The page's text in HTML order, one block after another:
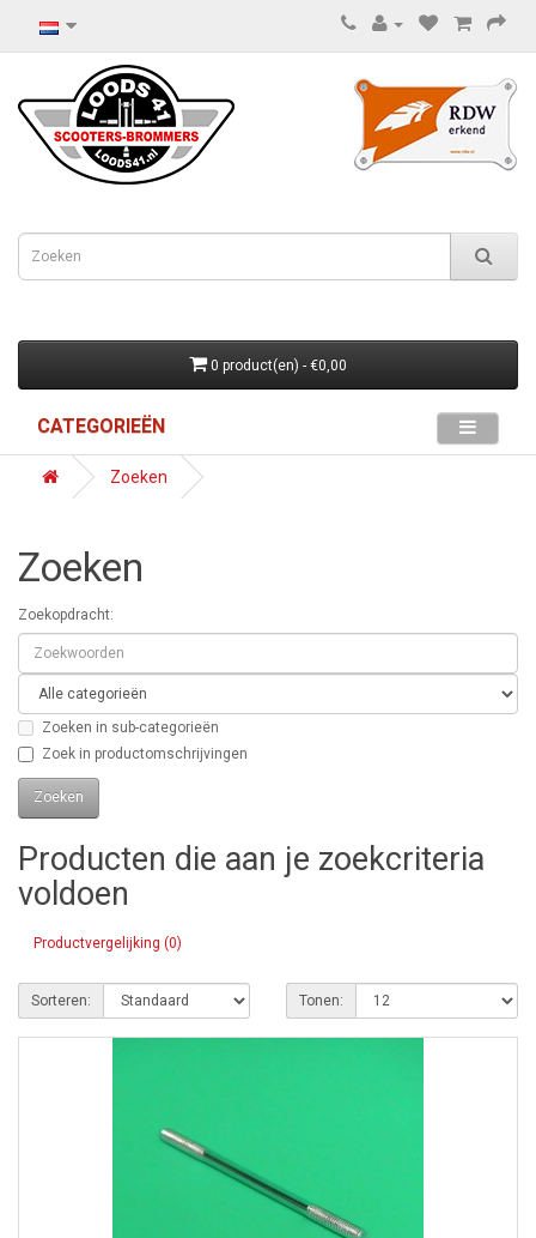
0 product(en) - €0,00
CATEGORIEËN
Zoeken
Zoeken
Zoekopdracht:
Zoeken in sub-categorieën
Zoek in productomschrijvingen
Producten die aan je zoekcriteria
voldoen
Productvergelijking (0)
Sorteren: Tonen: